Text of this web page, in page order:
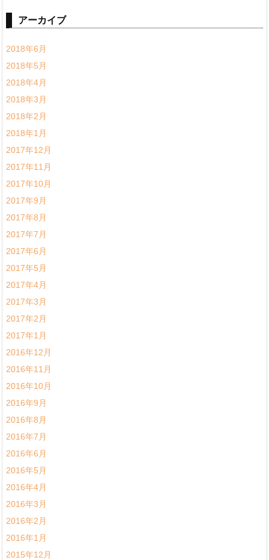
アーカイブ
2018年6月
2018年5月
2018年4月
2018年3月
2018年2月
2018年1月
2017年12月
2017年11月
2017年10月
2017年9月
2017年8月
2017年7月
2017年6月
2017年5月
2017年4月
2017年3月
2017年2月
2017年1月
2016年12月
2016年11月
2016年10月
2016年9月
2016年8月
2016年7月
2016年6月
2016年5月
2016年4月
2016年3月
2016年2月
2016年1月
2015年12月